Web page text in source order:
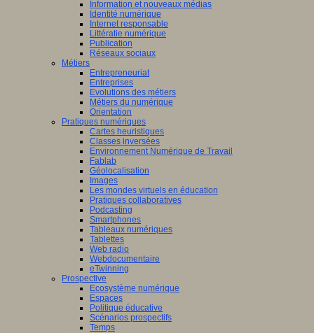
Information et nouveaux médias
Identité numérique
Internet responsable
Littératie numérique
Publication
Réseaux sociaux
Métiers
Entrepreneuriat
Entreprises
Evolutions des métiers
Métiers du numérique
Orientation
Pratiques numériques
Cartes heuristiques
Classes inversées
Environnement Numérique de Travail
Fablab
Géolocalisation
Images
Les mondes virtuels en éducation
Pratiques collaboratives
Podcasting
Smartphones
Tableaux numériques
Tablettes
Web radio
Webdocumentaire
eTwinning
Prospective
Ecosystème numérique
Espaces
Politique éducative
Scénarios prospectifs
Temps